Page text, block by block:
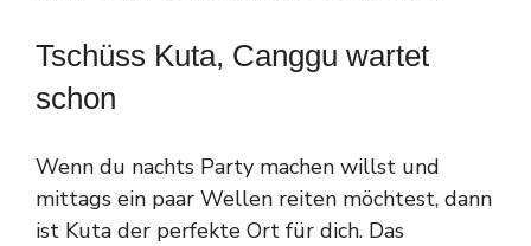
Tschüss Kuta, Canggu wartet
schon
Wenn du nachts Party machen willst und
mittags ein paar Wellen reiten möchtest, dann
ist Kuta der perfekte Ort für dich. Das